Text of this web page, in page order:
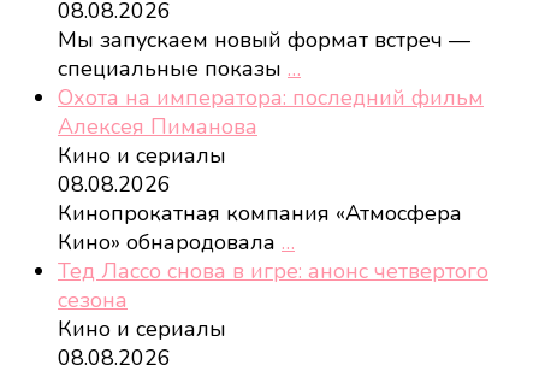
08.08.2026
Мы запускаем новый формат встреч —
специальные показы …
Охота на императора: последний фильм
Алексея Пиманова
Кино и сериалы
08.08.2026
Кинопрокатная компания «Атмосфера
Кино» обнародовала …
Тед Лассо снова в игре: анонс четвертого
сезона
Кино и сериалы
08.08.2026